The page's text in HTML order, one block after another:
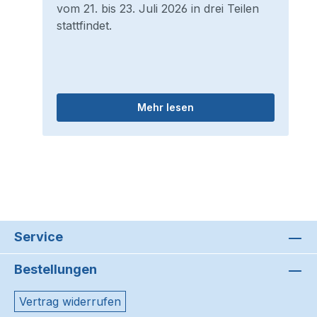
vom 21. bis 23. Juli 2026 in drei Teilen
stattfindet.
Mehr lesen
Service
Bestellungen
Vertrag widerrufen